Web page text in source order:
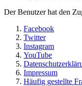
Der Benutzer hat den
Facebook
Twitter
Instagram
YouTube
Impressum
Häufig gestellte